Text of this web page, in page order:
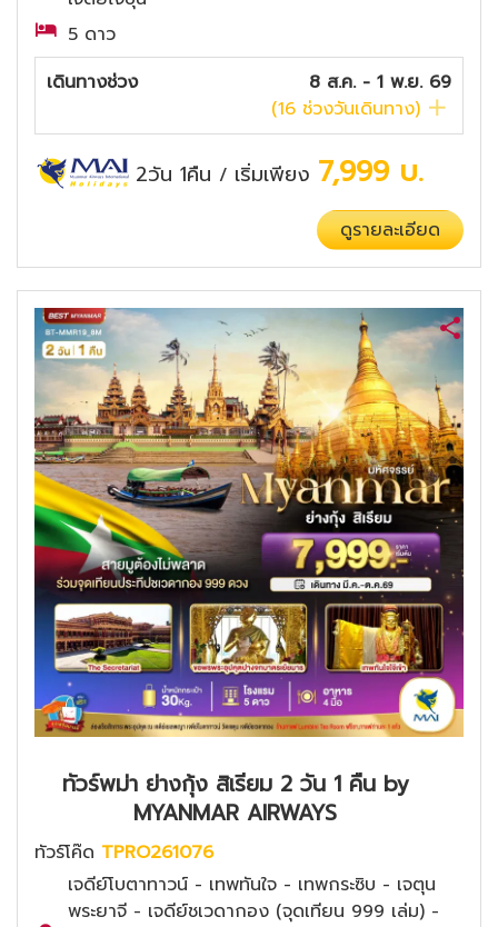
5 ดาว
เดินทางช่วง
8 ส.ค. - 1 พ.ย. 69
(16 ช่วงวันเดินทาง)
2วัน 1คืน / เริ่มเพียง 7,999 บ.
ดูรายละเอียด
ทัวร์พม่า ย่างกุ้ง สิเรียม 2 วัน 1 คืน by
MYANMAR AIRWAYS
ทัวร์โค๊ด TPRO261076
เจดีย์โบตาทาวน์ - เทพทันใจ - เทพกระซิบ - เจตุน
พระยาจี - เจดีย์ชเวดากอง (จุดเทียน 999 เล่ม) -